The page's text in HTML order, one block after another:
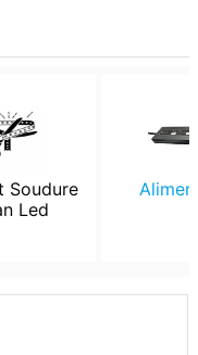
Soudure
Led